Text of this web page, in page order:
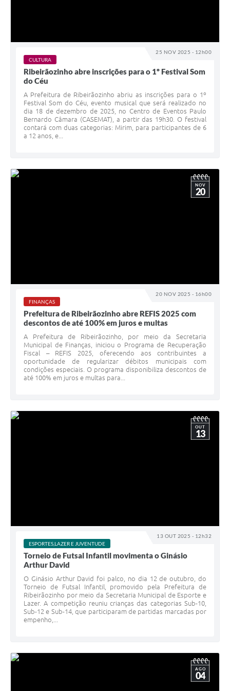
25 NOV 2025 - 12h00
CULTURA
Ribeirãozinho abre inscrições para o 1º Festival Som
do Céu
A Prefeitura de Ribeirãozinho abriu as inscrições para o 1º
Festival Som do Céu, evento musical que será realizado no
dia 18 de dezembro de 2025, no Centro de Eventos Paulo
Bernardo Câmara (CASEMAT), a partir das 19h30. O festival
contará com duas categorias: Mirim, para participantes de 6
a 12 anos, e...
20 NOV 2025 - 16h00
NOV
20
FINANÇAS
Prefeitura de Ribeirãozinho abre REFIS 2025 com
descontos de até 100% em juros e multas
A Prefeitura de Ribeirãozinho, por meio da Secretaria
Municipal de Finanças, iniciou o Programa de Recuperação
Fiscal – REFIS 2025, oferecendo aos contribuintes a
oportunidade de regularizar débitos municipais com
condições especiais. O programa disponibiliza descontos de
até 100% em juros e multas para...
13 OUT 2025 - 12h32
OUT
13
ESPORTES,LAZER E JUVENTUDE
Torneio de Futsal Infantil movimenta o Ginásio
Arthur David
O Ginásio Arthur David foi palco, no dia 12 de outubro, do
Torneio de Futsal Infantil, promovido pela Prefeitura de
Ribeirãozinho por meio da Secretaria Municipal de Esporte e
Lazer. A competição reuniu crianças das categorias Sub-10,
Sub-12 e Sub-14, que participaram de partidas marcadas por
empenho,...
AGO
04